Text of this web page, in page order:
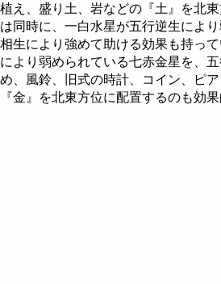
植え、盛り土、岩などの『土』を北
は同時に、一白水星が五行逆生によ
相生により強めて助ける効果も持っ
により弱められている七赤金星を、
め、風鈴、旧式の時計、コイン、ピ
『金』を北東方位に配置するのも効果